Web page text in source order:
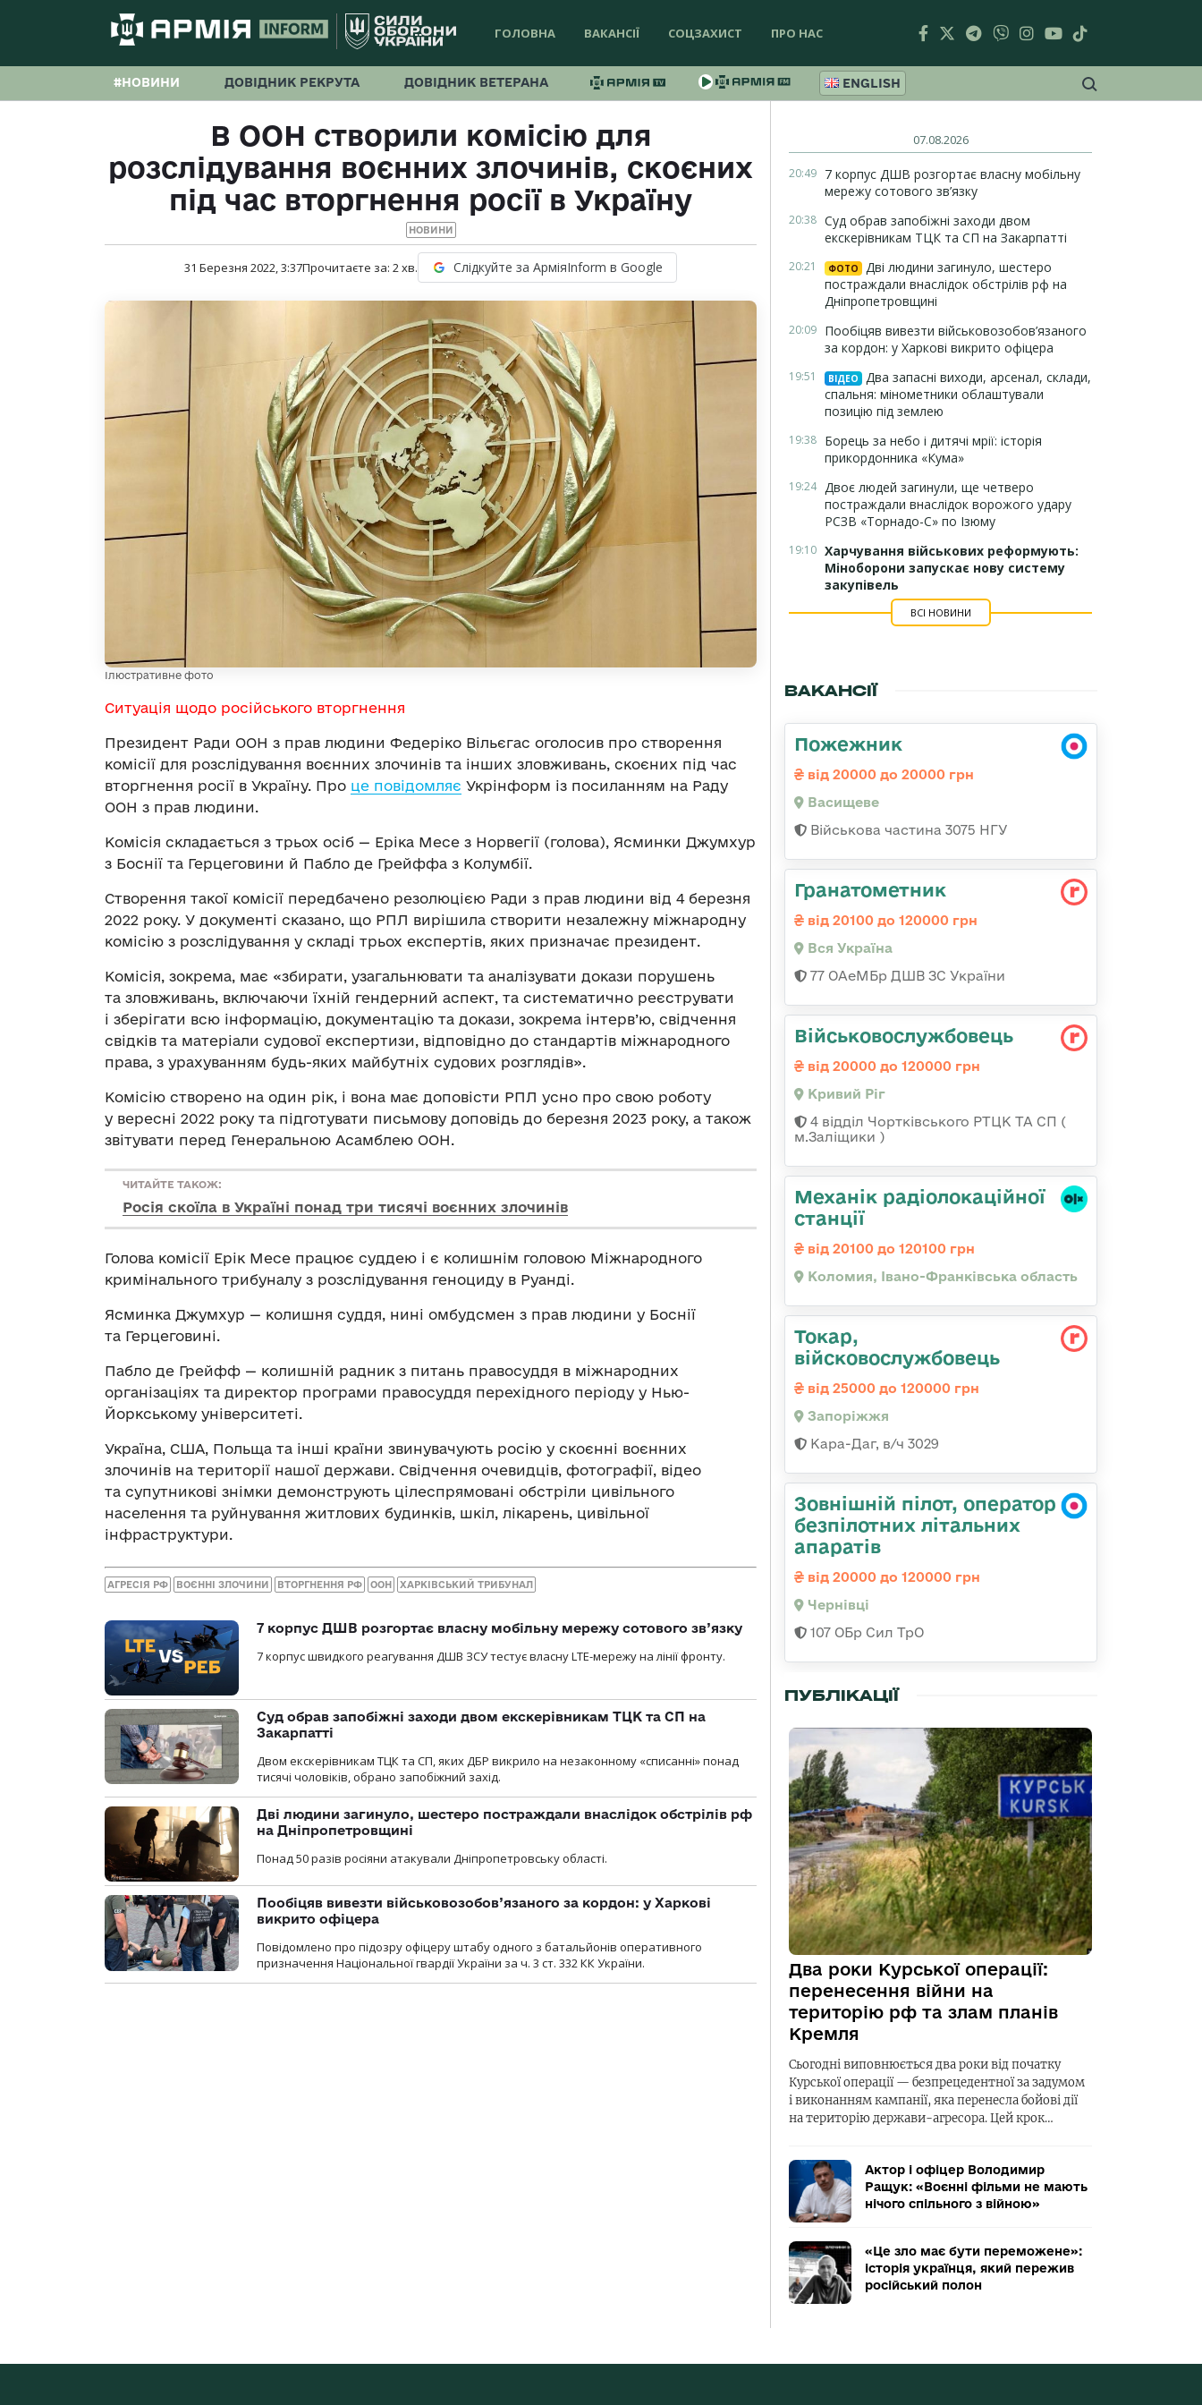
ГОЛОВНА ВАКАНСІЇ СОЦЗАХИСТ ПРО НАС
#НОВИНИ ДОВІДНИК РЕКРУТА ДОВІДНИК ВЕТЕРАНА ENGLISH
В ООН створили комісію для
розслідування воєнних злочинів, скоєних
під час вторгнення росії в Україну
НОВИНИ
31 Березня 2022, 3:37Прочитаєте за: 2хв. Слідкуйте за АрміяInform в Google
Ілюстративне фото
Ситуація щодо російського вторгнення
Президент Ради ООН з прав людини Федеріко Вільєгас оголосив про створення
комісії для розслідування воєнних злочинів та інших зловживань, скоєних під час
вторгнення росії в Україну. Про це повідомляє Укрінформ із посиланням на Раду
ООН з прав людини.
Комісія складається з трьох осіб — Еріка Месе з Норвегії (голова), Ясминки Джумхур
з Боснії та Герцеговини й Пабло де Грейффа з Колумбії.
Створення такої комісії передбачено резолюцією Ради з прав людини від 4 березня
2022 року. У документі сказано, що РПЛ вирішила створити незалежну міжнародну
комісію з розслідування у складі трьох експертів, яких призначає президент.
Комісія, зокрема, має «збирати, узагальнювати та аналізувати докази порушень
та зловживань, включаючи їхній гендерний аспект, та систематично реєструвати
і зберігати всю інформацію, документацію та докази, зокрема інтерв’ю, свідчення
свідків та матеріали судової експертизи, відповідно до стандартів міжнародного
права, з урахуванням будь-яких майбутніх судових розглядів».
Комісію створено на один рік, і вона має доповісти РПЛ усно про свою роботу
у вересні 2022 року та підготувати письмову доповідь до березня 2023 року, а також
звітувати перед Генеральною Асамблею ООН.
ЧИТАЙТЕ ТАКОЖ:
Росія скоїла в Україні понад три тисячі воєнних злочинів
Голова комісії Ерік Месе працює суддею і є колишнім головою Міжнародного
кримінального трибуналу з розслідування геноциду в Руанді.
Ясминка Джумхур — колишня суддя, нині омбудсмен з прав людини у Боснії
та Герцеговині.
Пабло де Грейфф — колишній радник з питань правосуддя в міжнародних
організаціях та директор програми правосуддя перехідного періоду у Нью-
Йоркському університеті.
Україна, США, Польща та інші країни звинувачують росію у скоєнні воєнних
злочинів на території нашої держави. Свідчення очевидців, фотографії, відео
та супутникові знімки демонструють цілеспрямовані обстріли цивільного
населення та руйнування житлових будинків, шкіл, лікарень, цивільної
інфраструктури.
АГРЕСІЯ РФ ВОЄННІ ЗЛОЧИНИ ВТОРГНЕННЯ РФ ООН ХАРКІВСЬКИЙ ТРИБУНАЛ
7 корпус ДШВ розгортає власну мобільну мережу сотового зв’язку
7 корпус швидкого реагування ДШВ ЗСУ тестує власну LTE-мережу на лінії фронту.
Суд обрав запобіжні заходи двом екскерівникам ТЦК та СП на
Закарпатті
Двом екскерівникам ТЦК та СП, яких ДБР викрило на незаконному «списанні» понад
тисячі чоловіків, обрано запобіжний захід.
Дві людини загинуло, шестеро постраждали внаслідок обстрілів рф
на Дніпропетровщині
Понад 50 разів росіяни атакували Дніпропетровську області.
Пообіцяв вивезти військовозобов’язаного за кордон: у Харкові
викрито офіцера
Повідомлено про підозру офіцеру штабу одного з батальйонів оперативного
призначення Національної гвардії України за ч. 3 ст. 332 КК України.
07.08.2026
20:49 7 корпус ДШВ розгортає власну мобільну
мережу сотового зв’язку
20:38 Суд обрав запобіжні заходи двом
екскерівникам ТЦК та СП на Закарпатті
20:21 ФОТО
Дві людини загинуло, шестеро
постраждали внаслідок обстрілів рф на
Дніпропетровщині
20:09 Пообіцяв вивезти військовозобов’язаного
за кордон: у Харкові викрито офіцера
19:51 ВІДЕО
Два запасні виходи, арсенал, склади,
спальня: мінометники облаштували
позицію під землею
19:38 Борець за небо і дитячі мрії: історія
прикордонника «Кума»
19:24 Двоє людей загинули, ще четверо
постраждали внаслідок ворожого удару
РСЗВ «Торнадо-С» по Ізюму
19:10 Харчування військових реформують:
Міноборони запускає нову систему
закупівель
ВСІ НОВИНИ
ВАКАНСІЇ
Пожежник
від 20000 до 20000 грн
Васищеве
Військова частина 3075 НГУ
Гранатометник
від 20100 до 120000 грн
Вся Україна
77 ОАеМБр ДШВ ЗС України
Військовослужбовець
від 20000 до 120000 грн
Кривий Ріг
4 відділ Чортківського РТЦК ТА СП (
м.Заліщики )
Механік радіолокаційної
станції
від 20100 до 120100 грн
Коломия, Івано-Франківська область
Токар,
війсковослужбовець
від 25000 до 120000 грн
Запоріжжя
Кара-Даг, в/ч 3029
Зовнішній пілот, оператор
безпілотних літальних
апаратів
від 20000 до 120000 грн
Чернівці
107 ОБр Сил ТрО
ПУБЛІКАЦІЇ
Два роки Курської операції:
перенесення війни на
територію рф та злам планів
Кремля
Сьогодні виповнюється два роки від початку
Курської операції — безпрецедентної за задумом
і виконанням кампанії, яка перенесла бойові дії
на територію держави-агресора. Цей крок…
Актор і офіцер Володимир
Ращук: «Воєнні фільми не мають
нічого спільного з війною»
«Це зло має бути переможене»:
історія українця, який пережив
російський полон